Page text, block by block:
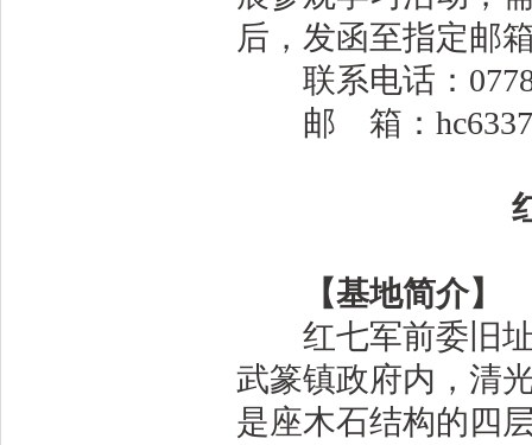
后，发函至指定邮
联系电话：
邮 箱：
【基地简介】
红七军前委旧址
武篆镇政府内，清
是座木石结构的四